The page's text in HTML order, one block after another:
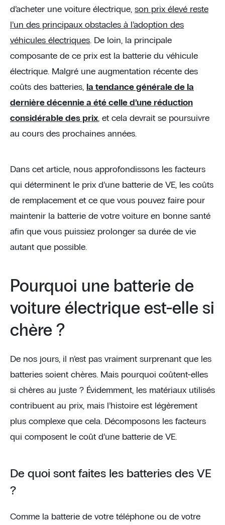
d’acheter une voiture électrique, son prix élevé reste
l’un des principaux obstacles à l’adoption des
véhicules électriques. De loin, la principale
composante de ce prix est la batterie du véhicule
électrique. Malgré une augmentation récente des
coûts des batteries, la tendance générale de la
dernière décennie a été celle d’une réduction
considérable des prix, et cela devrait se poursuivre
au cours des prochaines années.
Dans cet article, nous approfondissons les facteurs
qui déterminent le prix d’une batterie de VE, les coûts
de remplacement et ce que vous pouvez faire pour
maintenir la batterie de votre voiture en bonne santé
afin que vous puissiez prolonger sa durée de vie
autant que possible.
Pourquoi une batterie de
voiture électrique est-elle si
chère ?
De nos jours, il n’est pas vraiment surprenant que les
batteries soient chères. Mais pourquoi coûtent-elles
si chères au juste ? Évidemment, les matériaux utilisés
contribuent au prix, mais l’histoire est légèrement
plus complexe que cela. Décomposons les facteurs
qui composent le coût d’une batterie de VE.
De quoi sont faites les batteries des VE
?
Comme la batterie de votre téléphone ou de votre